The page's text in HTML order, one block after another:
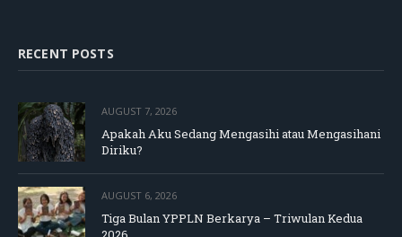
RECENT POSTS
AUGUST 7, 2026
Apakah Aku Sedang Mengasihi atau Mengasihani
Diriku?
AUGUST 6, 2026
Tiga Bulan YPPLN Berkarya – Triwulan Kedua